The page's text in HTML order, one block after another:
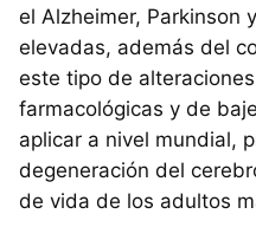
el Alzheimer, Parkinson
elevadas, además del
este tipo de
farmacológicas y de
aplicar a nivel mundial,
degeneración del
de vida de los adultos